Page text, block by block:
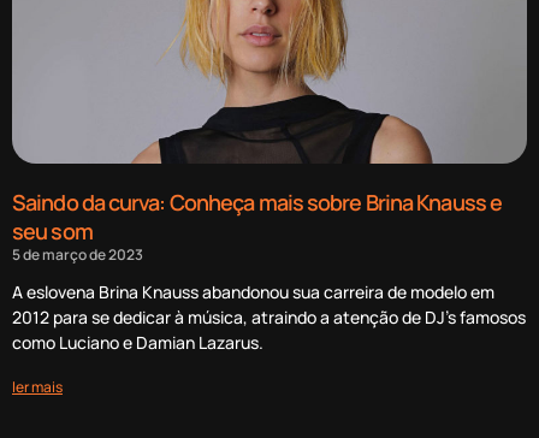
Saindo da curva: Conheça mais sobre Brina Knauss e
seu som
5 de março de 2023
A eslovena Brina Knauss abandonou sua carreira de modelo em
2012 para se dedicar à música, atraindo a atenção de DJ’s famosos
como Luciano e Damian Lazarus.
ler mais